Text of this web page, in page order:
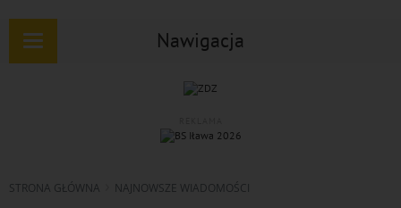
Nawigacja
Rozwiń
STRONA GŁÓWNA NAJNOWSZE WIADOMOŚCI